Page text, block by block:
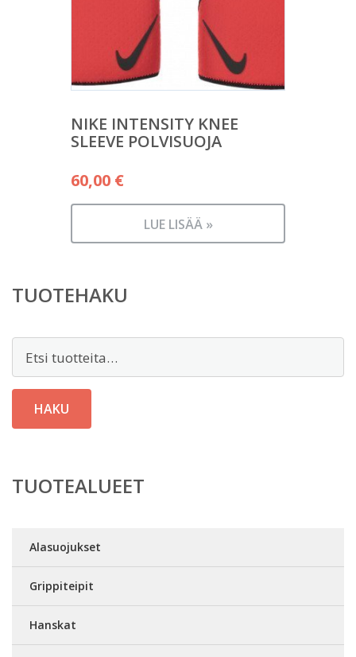
NIKE INTENSITY KNEE
SLEEVE POLVISUOJA
60,00 €
LUE LISÄÄ »
TUOTEHAKU
Etsi:
HAKU
TUOTEALUEET
Alasuojukset
Grippiteipit
Hanskat